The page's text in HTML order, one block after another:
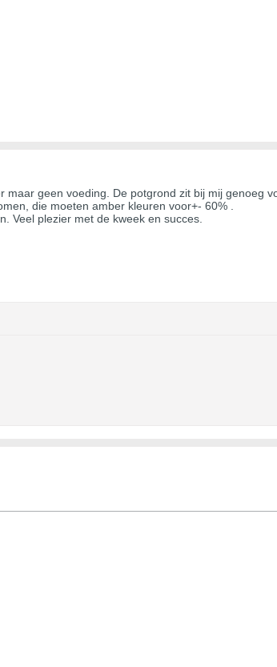
geen voeding. De potgrond zit bij mij genoeg
die moeten amber kleuren voor+- 60% .
Veel plezier met de kweek en succes.